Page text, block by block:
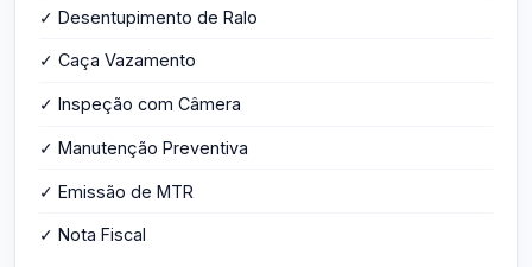
✓ Desentupimento de Ralo
✓ Caça Vazamento
✓ Inspeção com Câmera
✓ Manutenção Preventiva
✓ Emissão de MTR
✓ Nota Fiscal